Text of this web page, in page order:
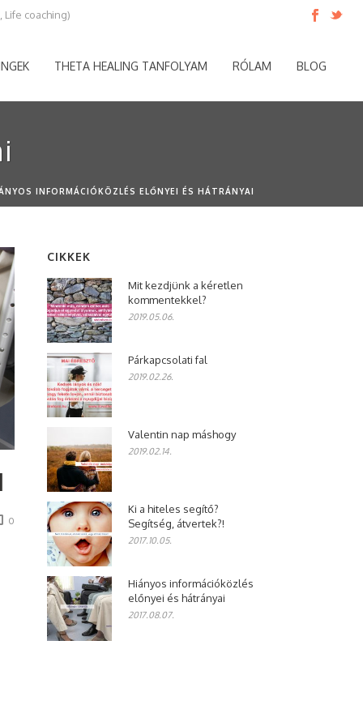
coaching)
THETA HEALING TANFOLYAM RÓLAM BLOG
INFORMÁCIÓKÖZLÉS ELŐNYEI ÉS HÁTRÁNYAI
0
CIKKEK
Mit kezdjünk a kéretlen
kommentekkel?
2019.05.06.
Párkapcsolati fal
2019.02.26.
Valentin nap máshogy
2019.02.14.
Ki a hiteles segítő?
Segítség, átvertek?!
2017.10.05.
Hiányos információközlés
előnyei és hátrányai
2017.08.07.